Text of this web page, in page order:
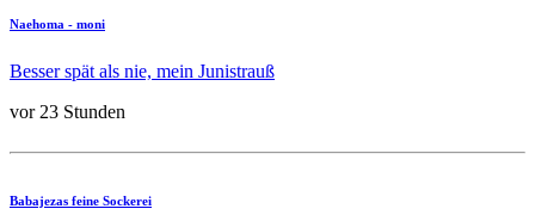
Naehoma - moni
Besser spät als nie, mein Junistrauß
vor 23 Stunden
Babajezas feine Sockerei